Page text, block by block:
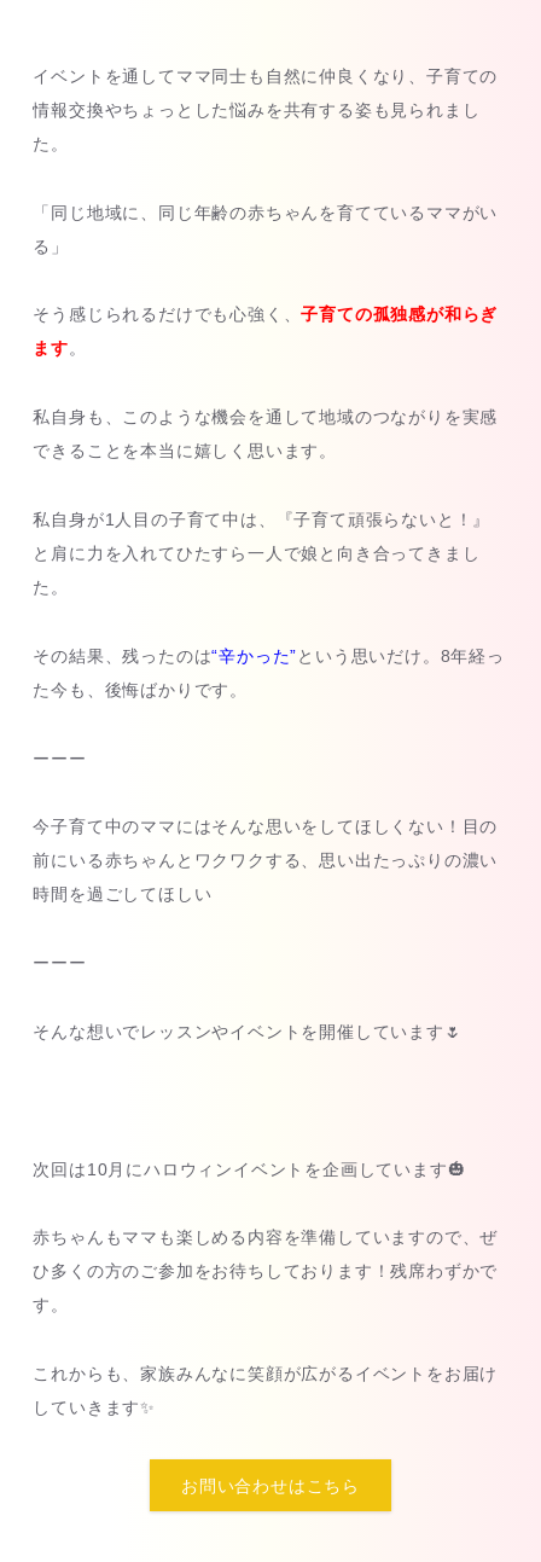
イベントを通してママ同士も自然に仲良くなり、子育ての
情報交換やちょっとした悩みを共有する姿も見られまし
た。
「同じ地域に、同じ年齢の赤ちゃんを育てているママがい
る」
そう感じられるだけでも心強く、子育ての孤独感が和らぎ
ます。
私自身も、このような機会を通して地域のつながりを実感
できることを本当に嬉しく思います。
私自身が1人目の子育て中は、『子育て頑張らないと！』
と肩に力を入れてひたすら一人で娘と向き合ってきまし
た。
その結果、残ったのは“辛かった”という思いだけ。8年経っ
た今も、後悔ばかりです。
ーーー
今子育て中のママにはそんな思いをしてほしくない！目の
前にいる赤ちゃんとワクワクする、思い出たっぷりの濃い
時間を過ごしてほしい
ーーー
そんな想いでレッスンやイベントを開催しています🌷
次回は10月にハロウィンイベントを企画しています🎃
赤ちゃんもママも楽しめる内容を準備していますので、ぜ
ひ多くの方のご参加をお待ちしております！残席わずかで
す。
これからも、家族みんなに笑顔が広がるイベントをお届け
していきます✨
お問い合わせはこちら